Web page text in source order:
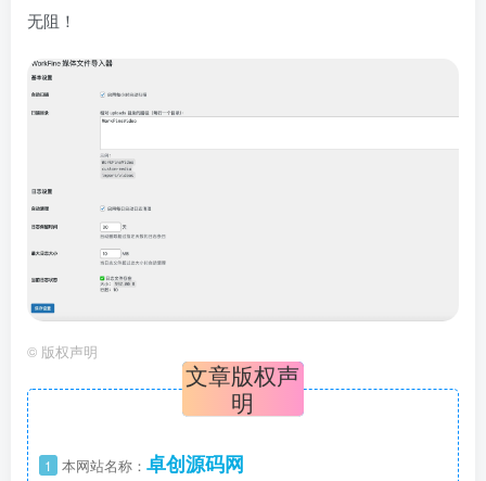
无阻！
© 版权声明
文章版权声
明
1 本网站名称： 卓创源码网